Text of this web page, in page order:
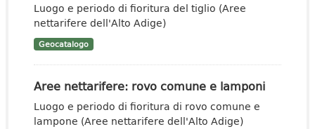
Luogo e periodo di fioritura del tiglio (Aree
nettarifere dell'Alto Adige)
Geocatalogo
Aree nettarifere: rovo comune e lamponi
Luogo e periodo di fioritura di rovo comune e
lampone (Aree nettarifere dell'Alto Adige)